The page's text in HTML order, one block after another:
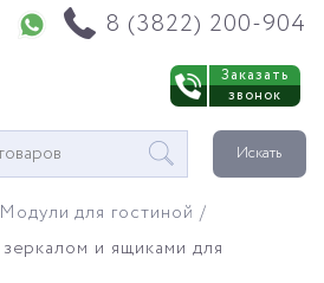
8 (3822) 200-904
Заказать
звонок
Искать
Модули для гостиной
и ящиками для